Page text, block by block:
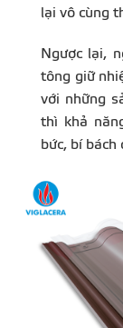
lại vô cùng
Ngược lại,
tông giữ
với những
thì khả
bức, bí